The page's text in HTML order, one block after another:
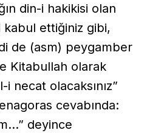
din-i hakikisi olan
ettiğiniz gibi,
de (asm) peygamber
Kitabullah olarak
necat olacaksınız”
cevabında:
deyince